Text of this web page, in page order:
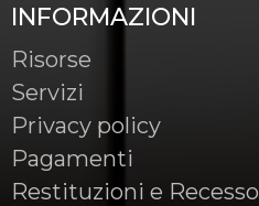
INFORMAZIONI
Risorse
Servizi
Privacy policy
Pagamenti
Restituzioni e Recesso